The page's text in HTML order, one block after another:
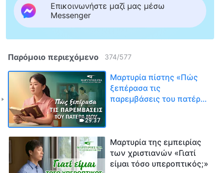
Επικοινωνήστε μαζί μας μέσω
Messenger
Παρόμοιο περιεχόμενο 374/577
29:37
Μαρτυρία πίστης «Πώς
ξεπέρασα τις
παρεμβάσεις του πατέρα
Μαρτυρία της εμπειρίας
των χριστιανών «Γιατί
είμαι τόσο υπεροπτικός;»